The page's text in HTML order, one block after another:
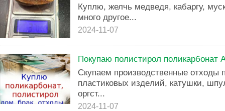
Куплю, желчь медведя, кабаргу,
много другое...
2024-11-07
Покупаю полистирол поликарбонат
Скупaeм пpоизводственные отходы
плaстикoвыx издeлий, катушки,
opгcт...
2024-11-07